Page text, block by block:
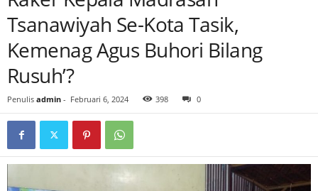
Tsanawiyah Se-Kota Tasik,
Kemenag Agus Buhori Bilang
Rusuh’?
Penulis admin - Februari 6, 2024 398 0